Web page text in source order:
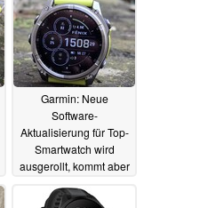
Garmin: Neue
Software-
Aktualisierung für Top-
Smartwatch wird
ausgerollt, kommt aber
Einschränkungen